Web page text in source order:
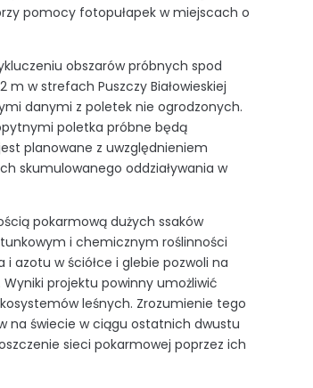
pomocy fotopułapek w miejscach o
obszarów próbnych spod
w strefach Puszczy Białowieskiej
danymi z poletek nie ogrodzonych.
poletka próbne będą
planowane z uwzględnieniem
skumulowanego oddziaływania w
pokarmową dużych ssaków
i chemicznym roślinności
azotu w ściółce i glebie pozwoli na
projektu powinny umożliwić
leśnych. Zrozumienie tego
na świecie w ciągu ostatnich dwustu
sieci pokarmowej poprzez ich